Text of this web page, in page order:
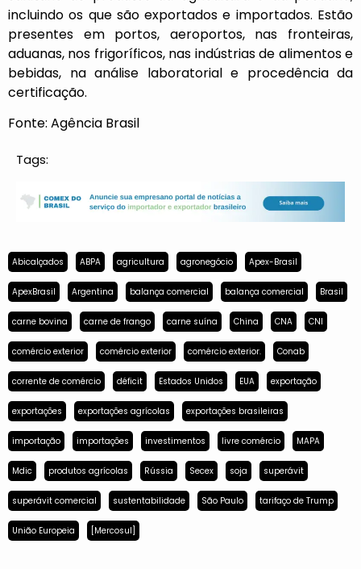
incluindo os que são exportados e importados. Estão
presentes em portos, aeroportos, nas fronteiras,
aduanas, nos frigoríficos, nas indústrias de alimentos e
bebidas, na análise laboratorial e procedência da
certificação.
Fonte: Agência Brasil
Tags:
Abicalçados ABPA agricultura agronegócio Apex-Brasil
ApexBrasil Argentina balança comercial balança comercial Brasil
carne bovina carne de frango carne suína China CNA CNI
comércio exterior comércio exterior comércio exterior. Conab
corrente de comércio déficit Estados Unidos EUA exportação
exportações exportações agrícolas exportações brasileiras
importação importações investimentos livre comércio MAPA
Mdic produtos agrícolas Rússia Secex soja superávit
superávit comercial sustentabilidade São Paulo tarifaço de Trump
União Europeia [Mercosul]